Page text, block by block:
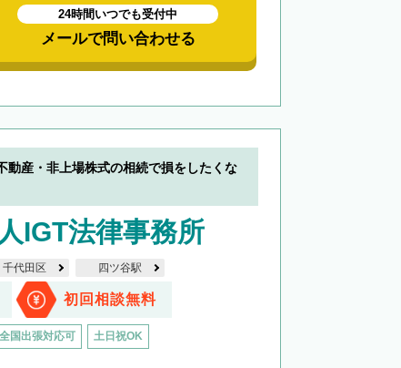
24時間いつでも受付中
メールで問い合わせる
動産・非上場株式の相続で損をしたくな
IGT法律事務所
千代田区 四ツ谷駅
初回相談無料
全国出張対応可 土日祝OK